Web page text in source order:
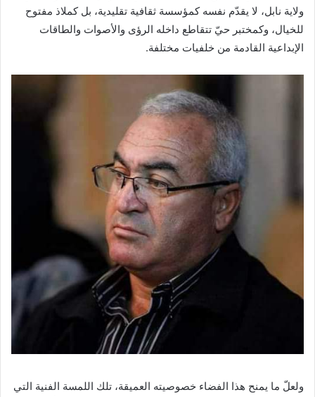
ولاية نابل، لا يقدّم نفسه كمؤسسة ثقافية تقليدية، بل كملاذ مفتوح
للخيال، وكمختبر حيّ تتقاطع داخله الرؤى والأصوات والطاقات
الإبداعية القادمة من خلفيات مختلفة.
ولعلّ ما يمنح هذا الفضاء خصوصيته العميقة، تلك اللمسة الفنية التي